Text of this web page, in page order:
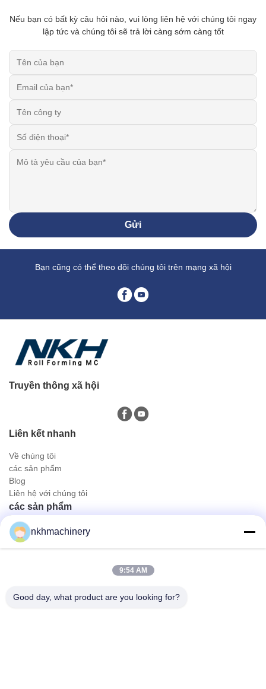
Nếu bạn có bất kỳ câu hỏi nào, vui lòng liên hệ với chúng tôi ngay
lập tức và chúng tôi sẽ trả lời càng sớm càng tốt
Gửi
Bạn cũng có thể theo dõi chúng tôi trên mạng xã hội
Truyền thông xã hội
Liên kết nhanh
Về chúng tôi
các sản phẩm
Blog
Liên hệ với chúng tôi
các sản phẩm
Tấm lợp mái
Mái lợp ngói
Liên hệ nhanh
nkhmachinery
9:54 AM
Good day, what product are you looking for?